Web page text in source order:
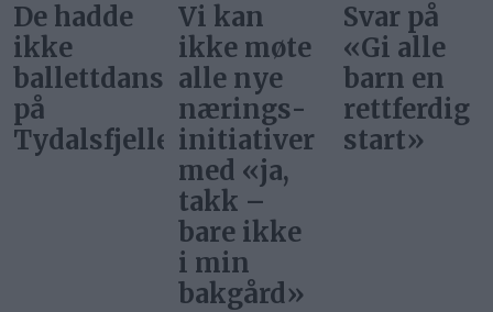
De hadde
ikke
ballettdansere
på
Tydalsfjellet
Vi kan
ikke møte
alle nye
nærings­
initiativer
med «ja,
takk –
bare ikke
i min
bakgård»
Svar på
«Gi alle
barn en
rettferdig
start»